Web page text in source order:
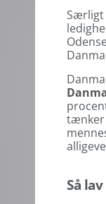
Særligt
tænker
Så